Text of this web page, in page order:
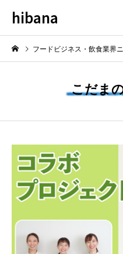
フードビジネス・飲食業界のニュース
NEW POST
最新情報
hibana
フードビジネス・飲食業界
こだま